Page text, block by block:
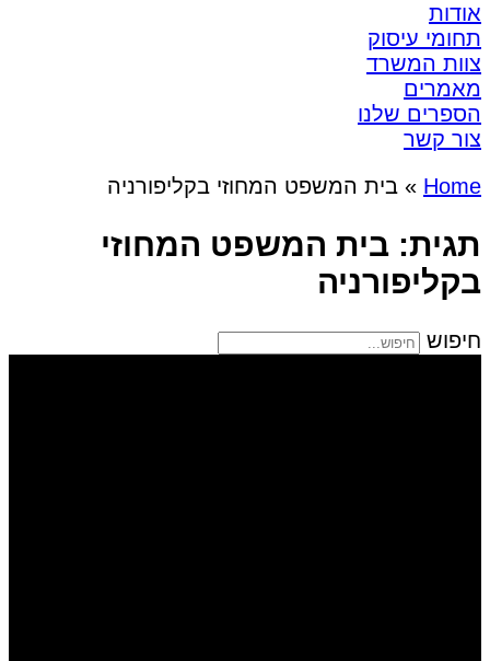
אודות
תחומי עיסוק
צוות המשרד
מאמרים
הספרים שלנו
צור קשר
Home
» בית המשפט המחוזי בקליפורניה
תגית: בית המשפט המחוזי
בקליפורניה
חיפוש